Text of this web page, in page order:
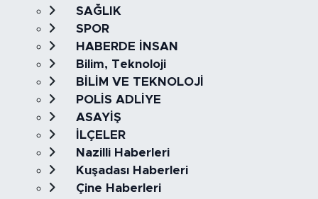
SAĞLIK
SPOR
HABERDE İNSAN
Bilim, Teknoloji
BİLİM VE TEKNOLOJİ
POLİS ADLİYE
ASAYİŞ
İLÇELER
Nazilli Haberleri
Kuşadası Haberleri
Çine Haberleri